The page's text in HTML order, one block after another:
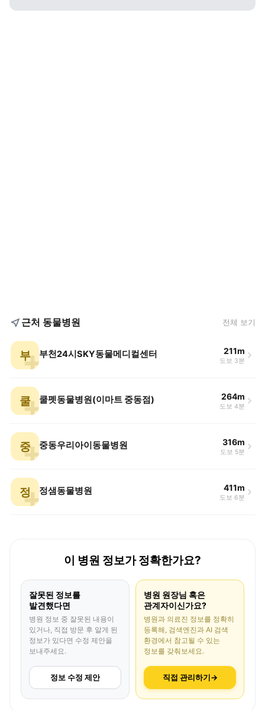
근처 동물병원 전체 보기
부 부천24시SKY동물메디컬센터 211m
도보 3분
쿨 쿨펫동물병원(이마트 중동점) 264m
도보 4분
중 중동우리아이동물병원 316m
도보 5분
정 정샘동물병원 411m
도보 6분
이 병원 정보가 정확한가요?
잘못된 정보를
발견했다면
병원 정보 중 잘못된 내용이
있거나, 직접 방문 후 알게 된
정보가 있다면 수정 제안을
보내주세요.
정보 수정 제안
병원 원장님 혹은
관계자이신가요?
병원과 의료진 정보를 정확히
등록해, 검색엔진과 AI 검색
환경에서 참고될 수 있는
정보를 갖춰보세요.
직접 관리하기→